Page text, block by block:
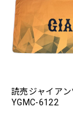
読売ジャイア
YGMC-6122